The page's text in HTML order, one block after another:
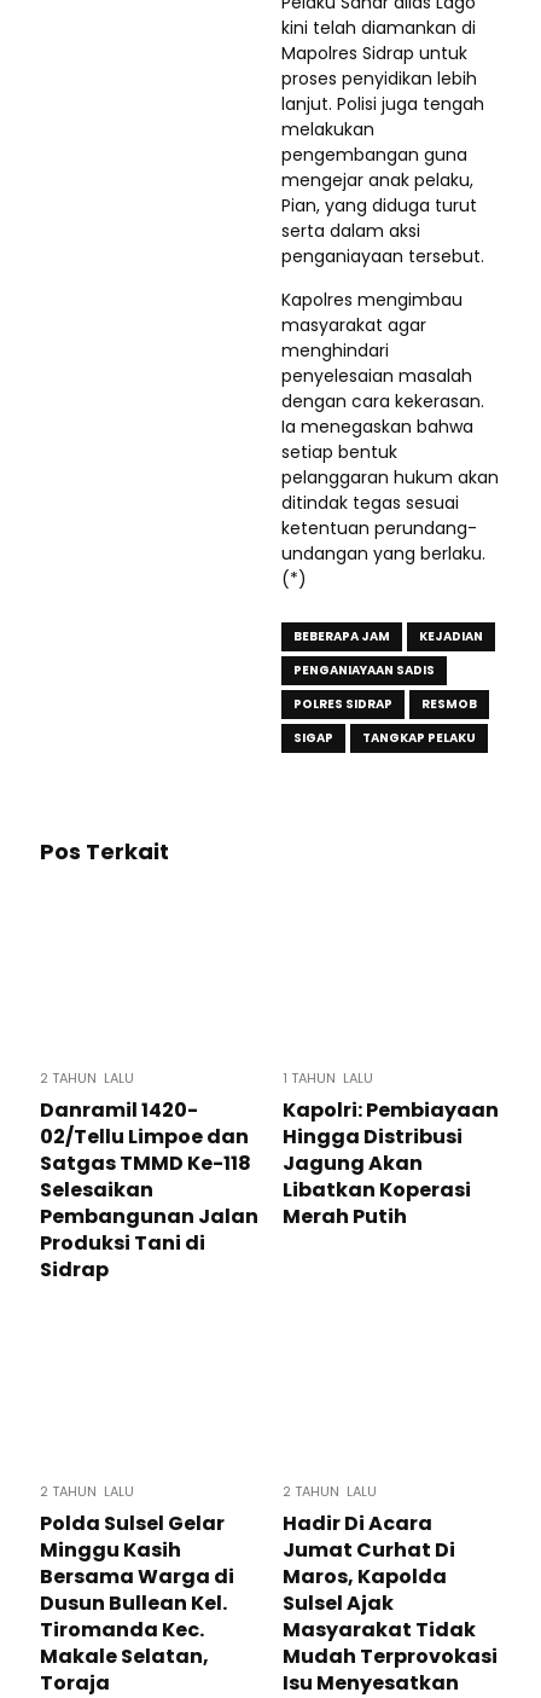
kini telah diamankan di
Mapolres Sidrap untuk
proses penyidikan lebih
lanjut. Polisi juga tengah
melakukan
pengembangan guna
mengejar anak pelaku,
Pian, yang diduga turut
serta dalam aksi
penganiayaan tersebut.
Kapolres mengimbau
masyarakat agar
menghindari
penyelesaian masalah
dengan cara kekerasan.
Ia menegaskan bahwa
setiap bentuk
pelanggaran hukum akan
ditindak tegas sesuai
ketentuan perundang-
undangan yang berlaku.
(*)
BEBERAPA JAM
KEJADIAN
PENGANIAYAAN SADIS
POLRES SIDRAP
RESMOB
SIGAP
TANGKAP PELAKU
Pos Terkait
2 TAHUN LALU
Danramil 1420-
02/Tellu Limpoe dan
Satgas TMMD Ke-118
Selesaikan
Pembangunan Jalan
Produksi Tani di
Sidrap
1 TAHUN LALU
Kapolri: Pembiayaan
Hingga Distribusi
Jagung Akan
Libatkan Koperasi
Merah Putih
2 TAHUN LALU
Polda Sulsel Gelar
Minggu Kasih
Bersama Warga di
Dusun Bullean Kel.
Tiromanda Kec.
Makale Selatan,
Toraja
2 TAHUN LALU
Hadir Di Acara
Jumat Curhat Di
Maros, Kapolda
Sulsel Ajak
Masyarakat Tidak
Mudah Terprovokasi
Isu Menyesatkan